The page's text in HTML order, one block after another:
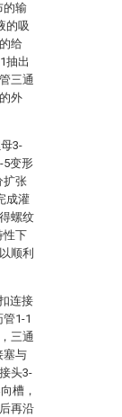
的输
的吸
给
抽出
三通
外
3-
5变形
扩张
成灌
螺纹
性下
顺利
连接
1-1
三通
塞与
头3-
槽，
再沿